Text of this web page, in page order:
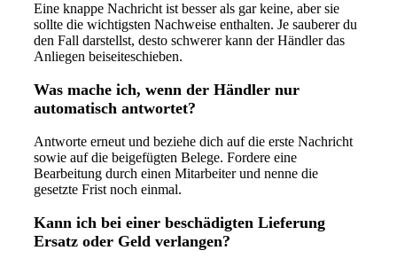
Eine knappe Nachricht ist besser als gar keine, aber sie
sollte die wichtigsten Nachweise enthalten. Je sauberer du
den Fall darstellst, desto schwerer kann der Händler das
Anliegen beiseiteschieben.
Was mache ich, wenn der Händler nur
automatisch antwortet?
Antworte erneut und beziehe dich auf die erste Nachricht
sowie auf die beigefügten Belege. Fordere eine
Bearbeitung durch einen Mitarbeiter und nenne die
gesetzte Frist noch einmal.
Kann ich bei einer beschädigten Lieferung
Ersatz oder Geld verlangen?